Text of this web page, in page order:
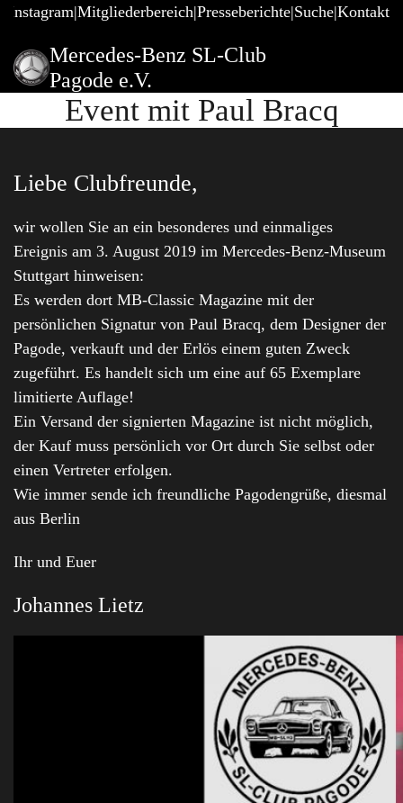
Mitgliederbereich Presseberichte Suche Kontakt
Mercedes-Benz SL-Club
Pagode e.V.
Event mit Paul Bracq
Liebe Clubfreunde,
wir wollen Sie an ein besonderes und einmaliges
Ereignis am 3. August 2019 im Mercedes-Benz-Museum
Stuttgart hinweisen:
Es werden dort MB-Classic Magazine mit der
persönlichen Signatur von Paul Bracq, dem Designer der
Pagode, verkauft und der Erlös einem guten Zweck
zugeführt. Es handelt sich um eine auf 65 Exemplare
limitierte Auflage!
Ein Versand der signierten Magazine ist nicht möglich,
der Kauf muss persönlich vor Ort durch Sie selbst oder
einen Vertreter erfolgen.
Wie immer sende ich freundliche Pagodengrüße, diesmal
aus Berlin
Ihr und Euer
Johannes Lietz